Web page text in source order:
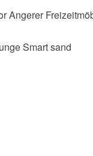
Smart sand